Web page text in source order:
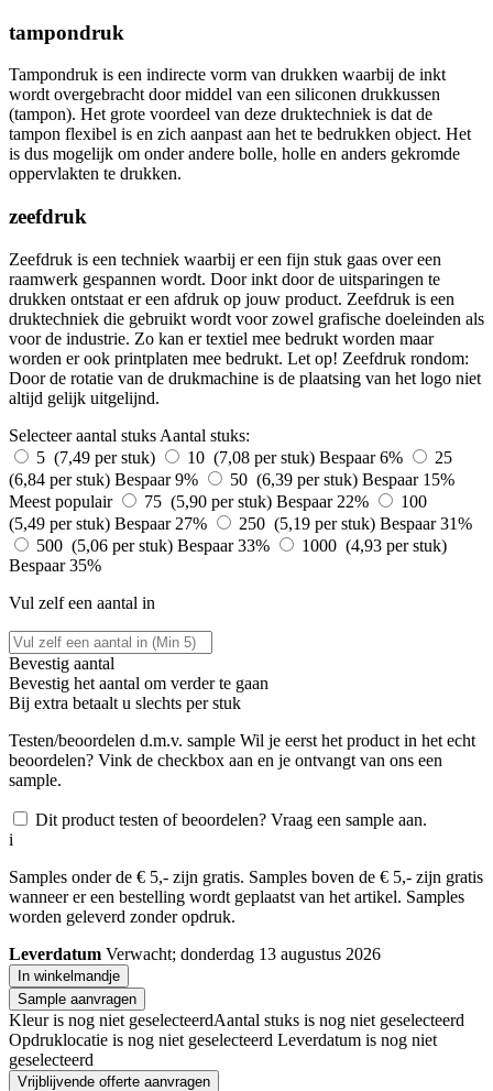
tampondruk
Tampondruk is een indirecte vorm van drukken waarbij de inkt
wordt overgebracht door middel van een siliconen drukkussen
(tampon). Het grote voordeel van deze druktechniek is dat de
tampon flexibel is en zich aanpast aan het te bedrukken object. Het
is dus mogelijk om onder andere bolle, holle en anders gekromde
oppervlakten te drukken.
zeefdruk
Zeefdruk is een techniek waarbij er een fijn stuk gaas over een
raamwerk gespannen wordt. Door inkt door de uitsparingen te
drukken ontstaat er een afdruk op jouw product. Zeefdruk is een
druktechniek die gebruikt wordt voor zowel grafische doeleinden als
voor de industrie. Zo kan er textiel mee bedrukt worden maar
worden er ook printplaten mee bedrukt. Let op! Zeefdruk rondom:
Door de rotatie van de drukmachine is de plaatsing van het logo niet
altijd gelijk uitgelijnd.
Selecteer aantal stuks Aantal stuks:
5 (7,49 per stuk)
10 (7,08 per stuk) Bespaar 6%
25
(6,84 per stuk) Bespaar 9% 50 (6,39 per stuk) Bespaar 15%
Meest populair
75 (5,90 per stuk) Bespaar 22%
100
(5,49 per stuk) Bespaar 27% 250 (5,19 per stuk) Bespaar 31%
500 (5,06 per stuk) Bespaar 33%
1000 (4,93 per stuk)
Bespaar 35%
Vul zelf een aantal in
Bevestig aantal
Bevestig het aantal om verder te gaan
Bij extra betaalt u slechts per stuk
Testen/beoordelen d.m.v. sample Wil je eerst het product in het echt
beoordelen? Vink de checkbox aan en je ontvangt van ons een
sample.
Dit product testen of beoordelen? Vraag een sample aan.
i
Samples onder de € 5,- zijn gratis. Samples boven de € 5,- zijn gratis
wanneer er een bestelling wordt geplaatst van het artikel. Samples
worden geleverd zonder opdruk.
Leverdatum Verwacht; donderdag 13 augustus 2026
In winkelmandje
Sample aanvragen
Kleur is nog niet geselecteerdAantal stuks is nog niet geselecteerd
Opdruklocatie is nog niet geselecteerd Leverdatum is nog niet
geselecteerd
Vrijblijvende offerte aanvragen